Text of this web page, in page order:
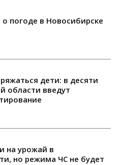
о погоде в Новосибирске
дети: в десяти
области введут
на урожай в
но режима ЧС не будет